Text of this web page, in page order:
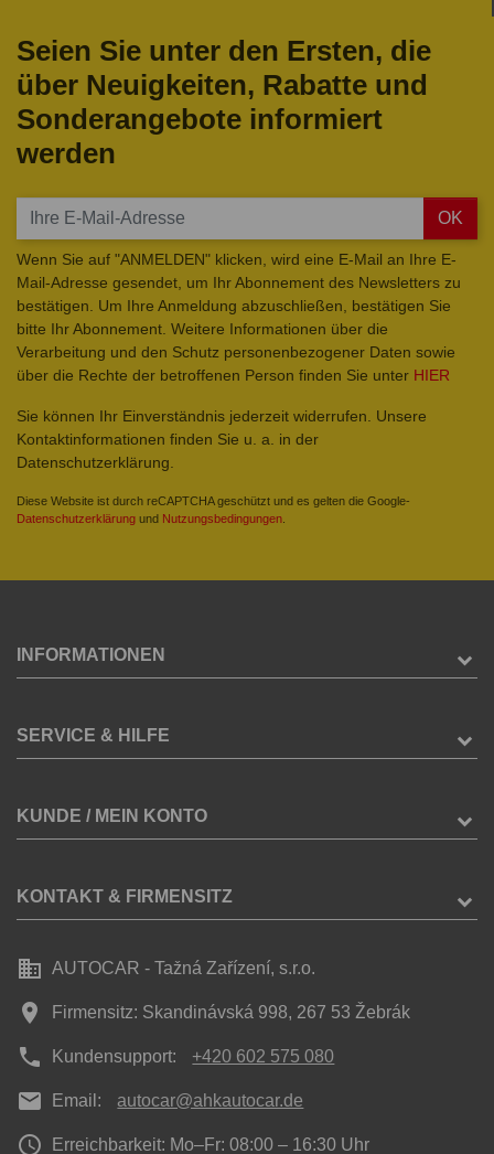
Seien Sie unter den Ersten, die
über Neuigkeiten, Rabatte und
Sonderangebote informiert
werden
OK
Wenn Sie auf "ANMELDEN" klicken, wird eine E-Mail an Ihre E-
Mail-Adresse gesendet, um Ihr Abonnement des Newsletters zu
bestätigen. Um Ihre Anmeldung abzuschließen, bestätigen Sie
bitte Ihr Abonnement. Weitere Informationen über die
Verarbeitung und den Schutz personenbezogener Daten sowie
über die Rechte der betroffenen Person finden Sie unter HIER
Sie können Ihr Einverständnis jederzeit widerrufen. Unsere
Kontaktinformationen finden Sie u. a. in der
Datenschutzerklärung.
Diese Website ist durch reCAPTCHA geschützt und es gelten die Google-
Datenschutzerklärung und Nutzungsbedingungen
INFORMATIONEN
SERVICE & HILFE
KUNDE / MEIN KONTO
KONTAKT & FIRMENSITZ
business AUTOCAR - Tažná Zařízení, s.r.o.
place Firmensitz: Skandinávská 998, 267 53 Žebrák
phone Kundensupport: +420 602 575 080
mail Email: autocar@ahkautocar.de
access_time Erreichbarkeit: Mo–Fr: 08:00 – 16:30 Uhr